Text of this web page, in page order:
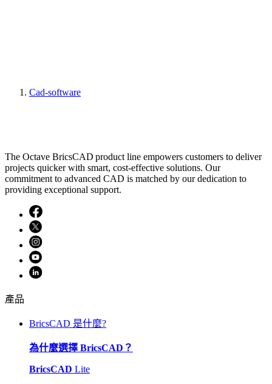
Cad-software
The Octave BricsCAD product line empowers customers to deliver
projects quicker with smart, cost-effective solutions. Our
commitment to advanced CAD is matched by our dedication to
providing exceptional support.
產品
BricsCAD 是什麼?
為什麼選擇 BricsCAD？
BricsCAD Lite